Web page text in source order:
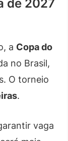
de 2027
a Copa do
no Brasil,
O torneio
.
vaga